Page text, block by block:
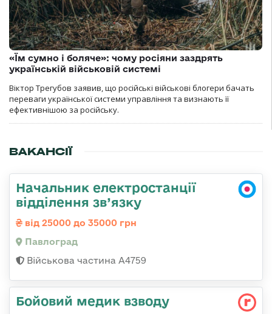
«Їм сумно і боляче»: чому росіяни заздрять
українській військовій системі
Віктор Трегубов заявив, що російські військові блогери бачать
переваги української системи управління та визнають її
ефективнішою за російську.
ВАКАНСІЇ
Начальник електростанції
відділення зв’язку
від 25000 до 35000 грн
Павлоград
Військова частина А4759
Бойовий медик взводу